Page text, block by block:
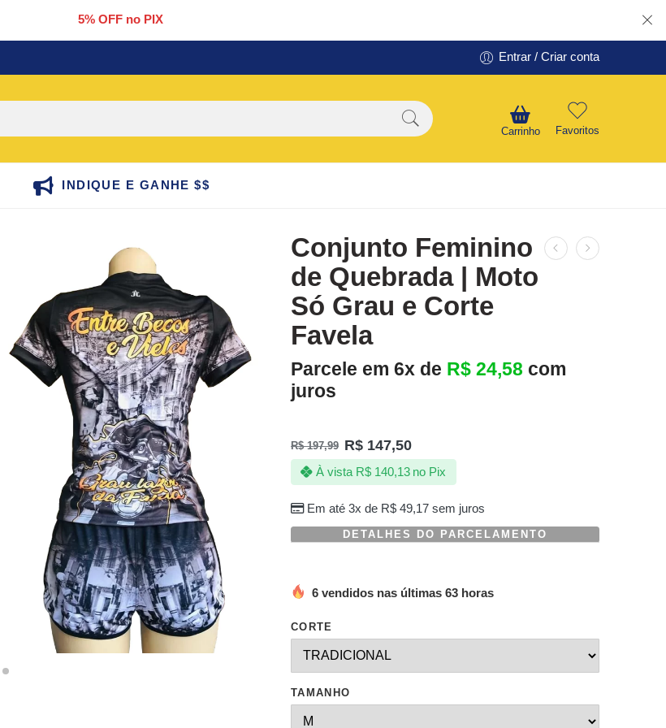
5% OFF no PIX
Entrar / Criar conta
Carrinho Favoritos
INDIQUE E GANHE $$
Conjunto Feminino
de Quebrada | Moto
Só Grau e Corte
Favela
Parcele em 6x de R$ 24,58 com
juros
R$197,99 R$ 147,50
Em até 3x de R$49,17sem juros
À vista R$140,13 no Pix
DETALHES DO PARCELAMENTO
6 vendidos nas últimas 63 horas
CORTE
TAMANHO